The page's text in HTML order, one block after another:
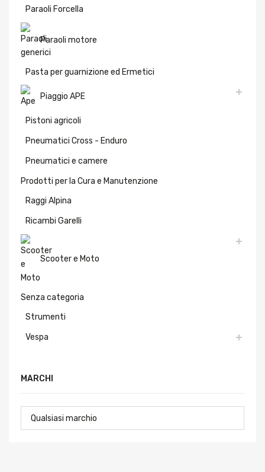
Paraoli Forcella
Paraoli motore
Pasta per guarnizione ed Ermetici
Piaggio APE
Pistoni agricoli
Pneumatici Cross - Enduro
Pneumatici e camere
Prodotti per la Cura e Manutenzione
Raggi Alpina
Ricambi Garelli
Scooter e Moto
Senza categoria
Strumenti
Vespa
MARCHI